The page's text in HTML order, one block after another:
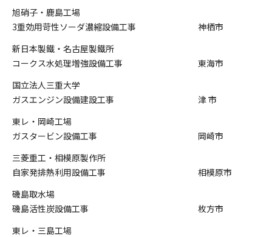
旭硝子・鹿島工場
3重効用苛性ソーダ濃縮設備工事
神栖市
新日本製鐵・名古屋製鐵所
コークス水処理増強設備工事
東海市
国立法人三重大学
ガスエンジン設備建設工事
津 市
東レ・岡崎工場
ガスタービン設備工事
岡崎市
三菱重工・相模原製作所
自家発排熱利用設備工事
相模原市
磯島取水場
磯島活性炭設備工事
枚方市
東レ・三島工場